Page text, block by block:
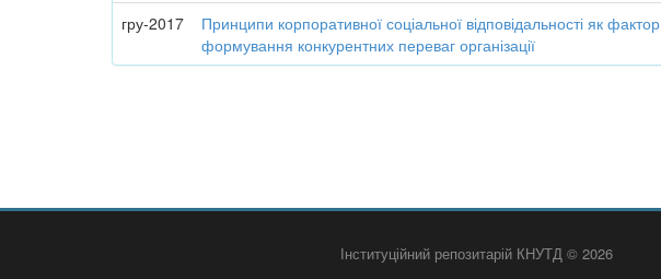
гру-2017
Принципи корпоративної соціальної відповідальності як фактор
формування конкурентних переваг організації
Інституційний репозитарій КНУТД © 2026